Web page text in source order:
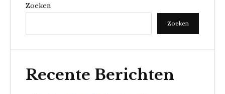
Zoeken
Zoeken
Recente Berichten